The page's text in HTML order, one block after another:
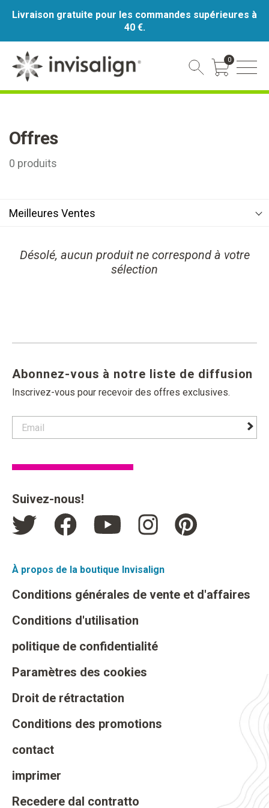
Livraison gratuite pour les commandes supérieures à
40 €.
button
0
Offres
0 produits
Meilleures Ventes
Désolé, aucun produit ne correspond à votre
sélection
Abonnez-vous à notre liste de diffusion
Inscrivez-vous pour recevoir des offres exclusives.
contact email label
Suivez-nous!
À propos de la boutique Invisalign
Conditions générales de vente et d'affaires
Conditions d'utilisation
politique de confidentialité
Paramètres des cookies
Droit de rétractation
Conditions des promotions
contact
imprimer
Recedere dal contratto